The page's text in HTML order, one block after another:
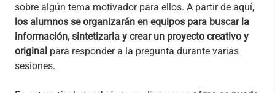
sobre algún tema motivador para ellos. A partir de aquí,
los alumnos se organizarán en equipos para buscar la
información, sintetizarla y crear un proyecto creativo y
original para responder a la pregunta durante varias
sesiones.